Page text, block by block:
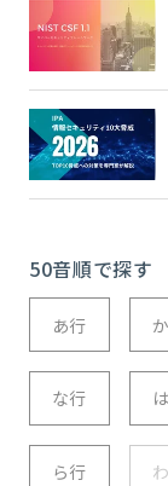
50音順で探す
あ行
な行
ら行